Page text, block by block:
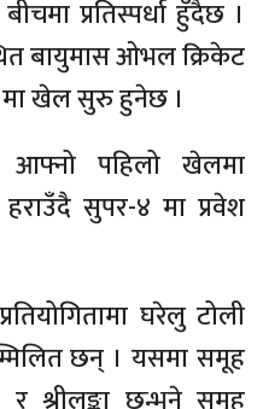
प्रतिस्पर्धा हुँदैछ ।
बायुमास ओभल क्रिकेट
मा खेल सुरु हुनेछ ।
पहिलो खेलमा
सुपर-४ मा प्रवेश
घरेलु टोली
छन् । यसमा समूह